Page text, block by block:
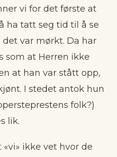
vi for det første at
ha tatt seg tid til å se
var mørkt. Da har
som at Herren ikke
at han var stått opp,
I stedet antok hun
folk?)
lik.
ikke vet hvor de